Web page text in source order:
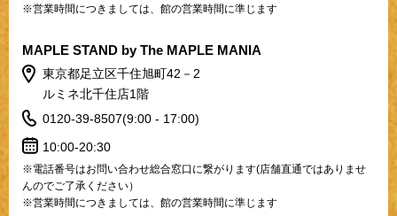
※営業時間につきましては、館の営業時間に準じます
MAPLE STAND by The MAPLE MANIA
東京都足立区千住旭町42－2
ルミネ北千住店1階
0120-39-8507(9:00 - 17:00)
10:00-20:30
※電話番号はお問い合わせ総合窓口に繋がります(店舗直通ではありませ
んのでご了承ください）
※営業時間につきましては、館の営業時間に準じます